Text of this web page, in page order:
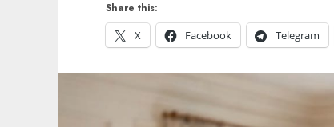
Share this:
X
Facebook Telegram